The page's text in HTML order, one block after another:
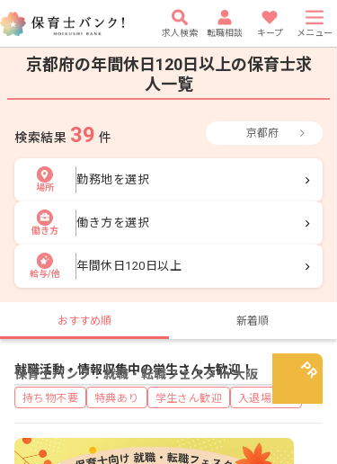
求人検索 転職相談 キープ メニュー
京都府の年間休日120日以上の保育士求
人一覧
検索結果 39 件 京都府
場所
勤務地を選択
働き方
働き方を選択
給与/他
年間休日120日以上
おすすめ順 新着順
保育士バンク！就職・転職フェスタ in 大阪
就職活動・情報収集中の学生さん大歓迎！
持ち物不要 特典あり 学生さん歓迎 入退場自由